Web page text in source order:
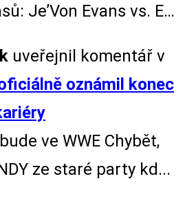
Je’Von Evans vs. E…
uveřejnil komentář v
oznámil konec
ve WWE Chybět,
ze staré party kd...